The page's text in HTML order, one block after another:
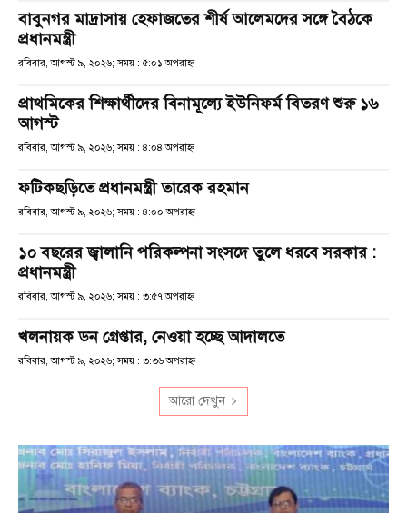
বাবুনগর মাদ্রাসায় হেফাজতের শীর্ষ আলেমদের সঙ্গে বৈঠকে
প্রধানমন্ত্রী
রবিবার, আগস্ট ৯, ২০২৬; সময় : ৫:০১ অপরাহ্ণ
প্রাথমিকের শিক্ষার্থীদের বিনামূল্যে ইউনিফর্ম বিতরণ শুরু ১৬
আগস্ট
রবিবার, আগস্ট ৯, ২০২৬; সময় : ৪:০৪ অপরাহ্ণ
ফটিকছড়িতে প্রধানমন্ত্রী তারেক রহমান
রবিবার, আগস্ট ৯, ২০২৬; সময় : ৪:০০ অপরাহ্ণ
১০ বছরের জ্বালানি পরিকল্পনা সংসদে তুলে ধরবে সরকার :
প্রধানমন্ত্রী
রবিবার, আগস্ট ৯, ২০২৬; সময় : ৩:৫৭ অপরাহ্ণ
খলনায়ক ডন গ্রেপ্তার, নেওয়া হচ্ছে আদালতে
রবিবার, আগস্ট ৯, ২০২৬; সময় : ৩:৩৬ অপরাহ্ণ
আরো দেখুন